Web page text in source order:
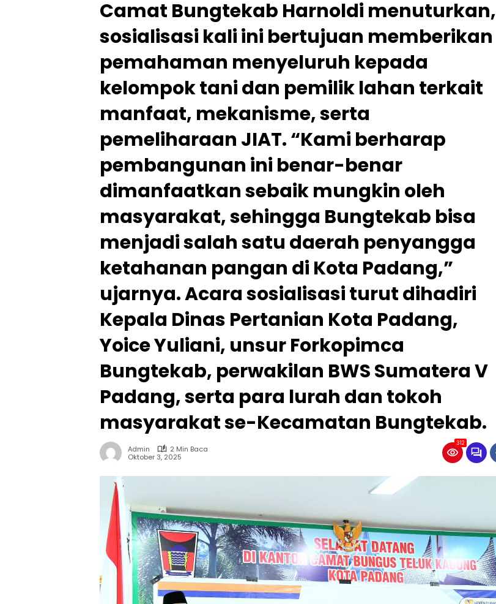
Camat Bungtekab Harnoldi menuturkan,
sosialisasi kali ini bertujuan memberikan
pemahaman menyeluruh kepada
kelompok tani dan pemilik lahan terkait
manfaat, mekanisme, serta
pemeliharaan JIAT. “Kami berharap
pembangunan ini benar-benar
dimanfaatkan sebaik mungkin oleh
masyarakat, sehingga Bungtekab bisa
menjadi salah satu daerah penyangga
ketahanan pangan di Kota Padang,”
ujarnya. Acara sosialisasi turut dihadiri
Kepala Dinas Pertanian Kota Padang,
Yoice Yuliani, unsur Forkopimca
Bungtekab, perwakilan BWS Sumatera V
Padang, serta para lurah dan tokoh
masyarakat se-Kecamatan Bungtekab.
Admin
2 Min Baca
Oktober 3, 2025
312